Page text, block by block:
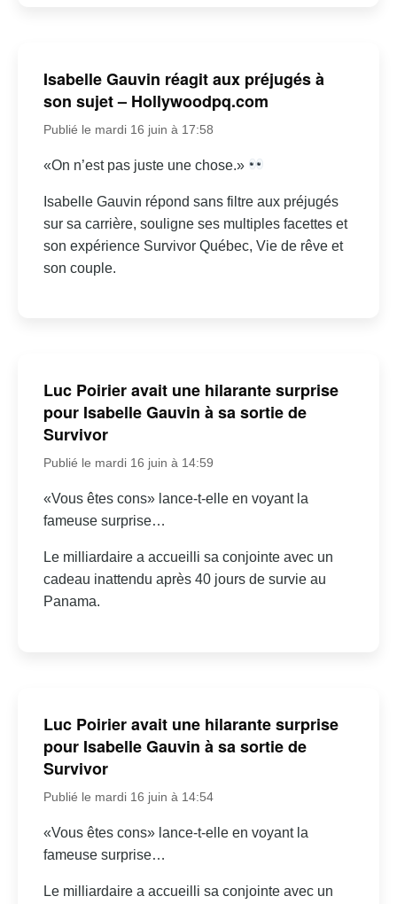
Isabelle Gauvin réagit aux préjugés à
son sujet – Hollywoodpq.com
Publié le mardi 16 juin à 17:58
«On n’est pas juste une chose.»
Isabelle Gauvin répond sans filtre aux préjugés
sur sa carrière, souligne ses multiples facettes et
son expérience Survivor Québec, Vie de rêve et
son couple.
Luc Poirier avait une hilarante surprise
pour Isabelle Gauvin à sa sortie de
Survivor
Publié le mardi 16 juin à 14:59
«Vous êtes cons» lance-t-elle en voyant la
fameuse surprise…
Le milliardaire a accueilli sa conjointe avec un
cadeau inattendu après 40 jours de survie au
Panama.
Luc Poirier avait une hilarante surprise
pour Isabelle Gauvin à sa sortie de
Survivor
Publié le mardi 16 juin à 14:54
«Vous êtes cons» lance-t-elle en voyant la
fameuse surprise…
Le milliardaire a accueilli sa conjointe avec un